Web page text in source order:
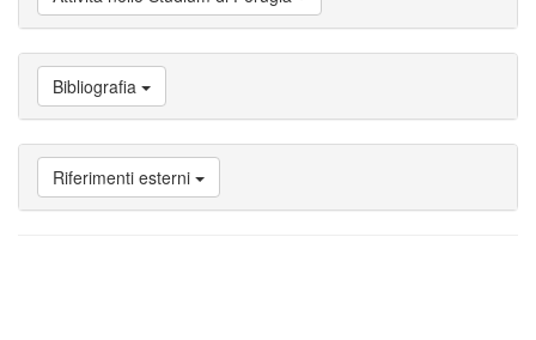
studente
Vai
a
Attività
nello
Studium
di
Perugia
Vai
Bibliografia
Riferimenti esterni